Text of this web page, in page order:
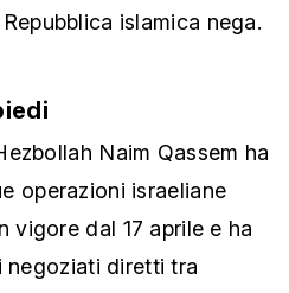
islamica nega.
Naim Qassem ha
operazioni israeliane
vigore dal 17 aprile e ha
diretti tra